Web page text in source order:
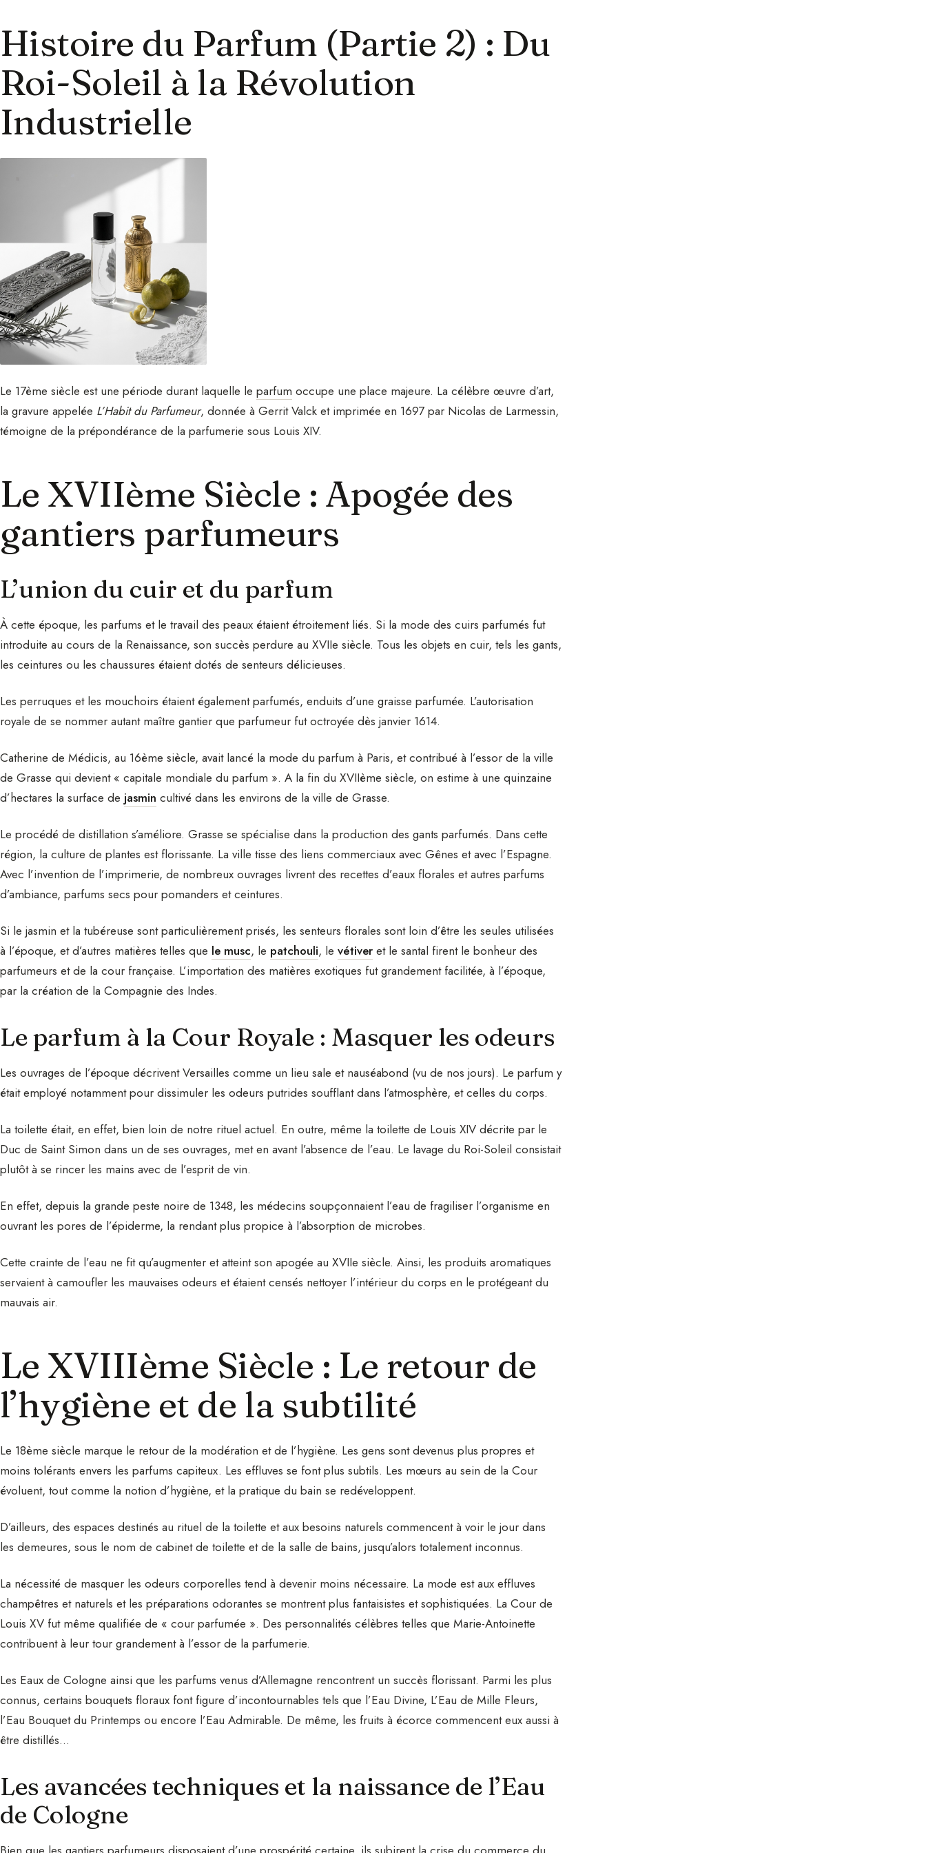
Histoire du Parfum (Partie 2) : Du
Roi-Soleil à la Révolution
Industrielle
Le 17ème siècle est une période durant laquelle le parfum occupe une place majeure. La célèbre œuvre d’art,
la gravure appelée L’Habit du Parfumeur, donnée à Gerrit Valck et imprimée en 1697 par Nicolas de Larmessin,
témoigne de la prépondérance de la parfumerie sous Louis XIV.
Le XVIIème Siècle : Apogée des
gantiers parfumeurs
L’union du cuir et du parfum
À cette époque, les parfums et le travail des peaux étaient étroitement liés. Si la mode des cuirs parfumés fut
introduite au cours de la Renaissance, son succès perdure au XVIIe siècle. Tous les objets en cuir, tels les gants,
les ceintures ou les chaussures étaient dotés de senteurs délicieuses.
Les perruques et les mouchoirs étaient également parfumés, enduits d’une graisse parfumée. L’autorisation
royale de se nommer autant maître gantier que parfumeur fut octroyée dès janvier 1614.
Catherine de Médicis, au 16ème siècle, avait lancé la mode du parfum à Paris, et contribué à l’essor de la ville
de Grasse qui devient « capitale mondiale du parfum ». A la fin du XVIIème siècle, on estime à une quinzaine
d’hectares la surface de jasmin cultivé dans les environs de la ville de Grasse.
Le procédé de distillation s’améliore. Grasse se spécialise dans la production des gants parfumés. Dans cette
région, la culture de plantes est florissante. La ville tisse des liens commerciaux avec Gênes et avec l’Espagne.
Avec l’invention de l’imprimerie, de nombreux ouvrages livrent des recettes d’eaux florales et autres parfums
d’ambiance, parfums secs pour pomanders et ceintures.
Si le jasmin et la tubéreuse sont particulièrement prisés, les senteurs florales sont loin d’être les seules utilisées
à l’époque, et d’autres matières telles que le musc, le patchouli, le vétiver et le santal firent le bonheur des
parfumeurs et de la cour française. L’importation des matières exotiques fut grandement facilitée, à l’époque,
par la création de la Compagnie des Indes.
Le parfum à la Cour Royale : Masquer les odeurs
Les ouvrages de l’époque décrivent Versailles comme un lieu sale et nauséabond (vu de nos jours). Le parfum y
était employé notamment pour dissimuler les odeurs putrides soufflant dans l’atmosphère, et celles du corps.
La toilette était, en effet, bien loin de notre rituel actuel. En outre, même la toilette de Louis XIV décrite par le
Duc de Saint Simon dans un de ses ouvrages, met en avant l’absence de l’eau. Le lavage du Roi-Soleil consistait
plutôt à se rincer les mains avec de l’esprit de vin.
En effet, depuis la grande peste noire de 1348, les médecins soupçonnaient l’eau de fragiliser l’organisme en
ouvrant les pores de l’épiderme, la rendant plus propice à l’absorption de microbes.
Cette crainte de l’eau ne fit qu’augmenter et atteint son apogée au XVIIe siècle. Ainsi, les produits aromatiques
servaient à camoufler les mauvaises odeurs et étaient censés nettoyer l’intérieur du corps en le protégeant du
mauvais air.
Le XVIIIème Siècle : Le retour de
l’hygiène et de la subtilité
Le 18ème siècle marque le retour de la modération et de l’hygiène. Les gens sont devenus plus propres et
moins tolérants envers les parfums capiteux. Les effluves se font plus subtils. Les mœurs au sein de la Cour
évoluent, tout comme la notion d’hygiène, et la pratique du bain se redéveloppent.
D’ailleurs, des espaces destinés au rituel de la toilette et aux besoins naturels commencent à voir le jour dans
les demeures, sous le nom de cabinet de toilette et de la salle de bains, jusqu’alors totalement inconnus.
La nécessité de masquer les odeurs corporelles tend à devenir moins nécessaire. La mode est aux effluves
champêtres et naturels et les préparations odorantes se montrent plus fantaisistes et sophistiquées. La Cour de
Louis XV fut même qualifiée de « cour parfumée ». Des personnalités célèbres telles que Marie-Antoinette
contribuent à leur tour grandement à l’essor de la parfumerie.
Les Eaux de Cologne ainsi que les parfums venus d’Allemagne rencontrent un succès florissant. Parmi les plus
connus, certains bouquets floraux font figure d’incontournables tels que l’Eau Divine, L’Eau de Mille Fleurs,
l’Eau Bouquet du Printemps ou encore l’Eau Admirable. De même, les fruits à écorce commencent eux aussi à
être distillés…
Les avancées techniques et la naissance de l’Eau
de Cologne